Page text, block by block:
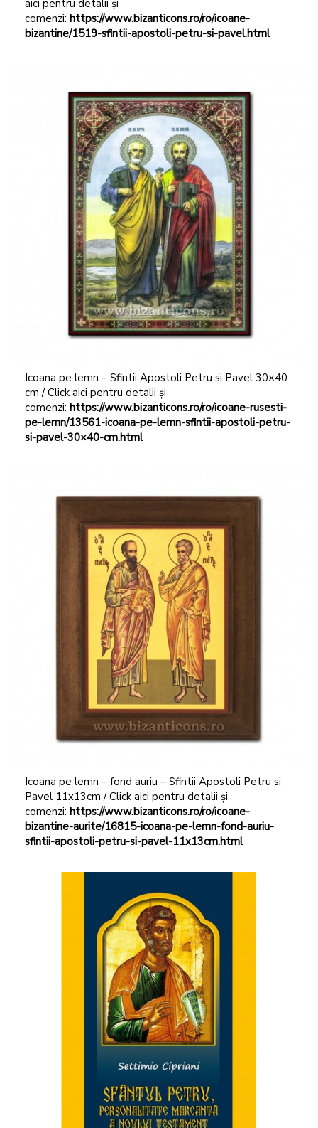
aici pentru detalii și
comenzi: https://www.bizanticons.ro/ro/icoane-
bizantine/1519-sfintii-apostoli-petru-si-pavel.html
Icoana pe lemn – Sfintii Apostoli Petru si Pavel 30×40
cm / Click aici pentru detalii și
comenzi: https://www.bizanticons.ro/ro/icoane-rusesti-
pe-lemn/13561-icoana-pe-lemn-sfintii-apostoli-petru-
si-pavel-30×40-cm.html
Icoana pe lemn – fond auriu – Sfintii Apostoli Petru si
Pavel 11x13cm / Click aici pentru detalii și
comenzi: https://www.bizanticons.ro/ro/icoane-
bizantine-aurite/16815-icoana-pe-lemn-fond-auriu-
sfintii-apostoli-petru-si-pavel-11x13cm.html